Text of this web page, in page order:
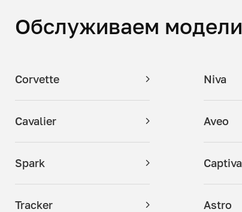
Обслуживаем модели
Corvette Niva
Cavalier Aveo
Spark Captiva
Tracker Astro